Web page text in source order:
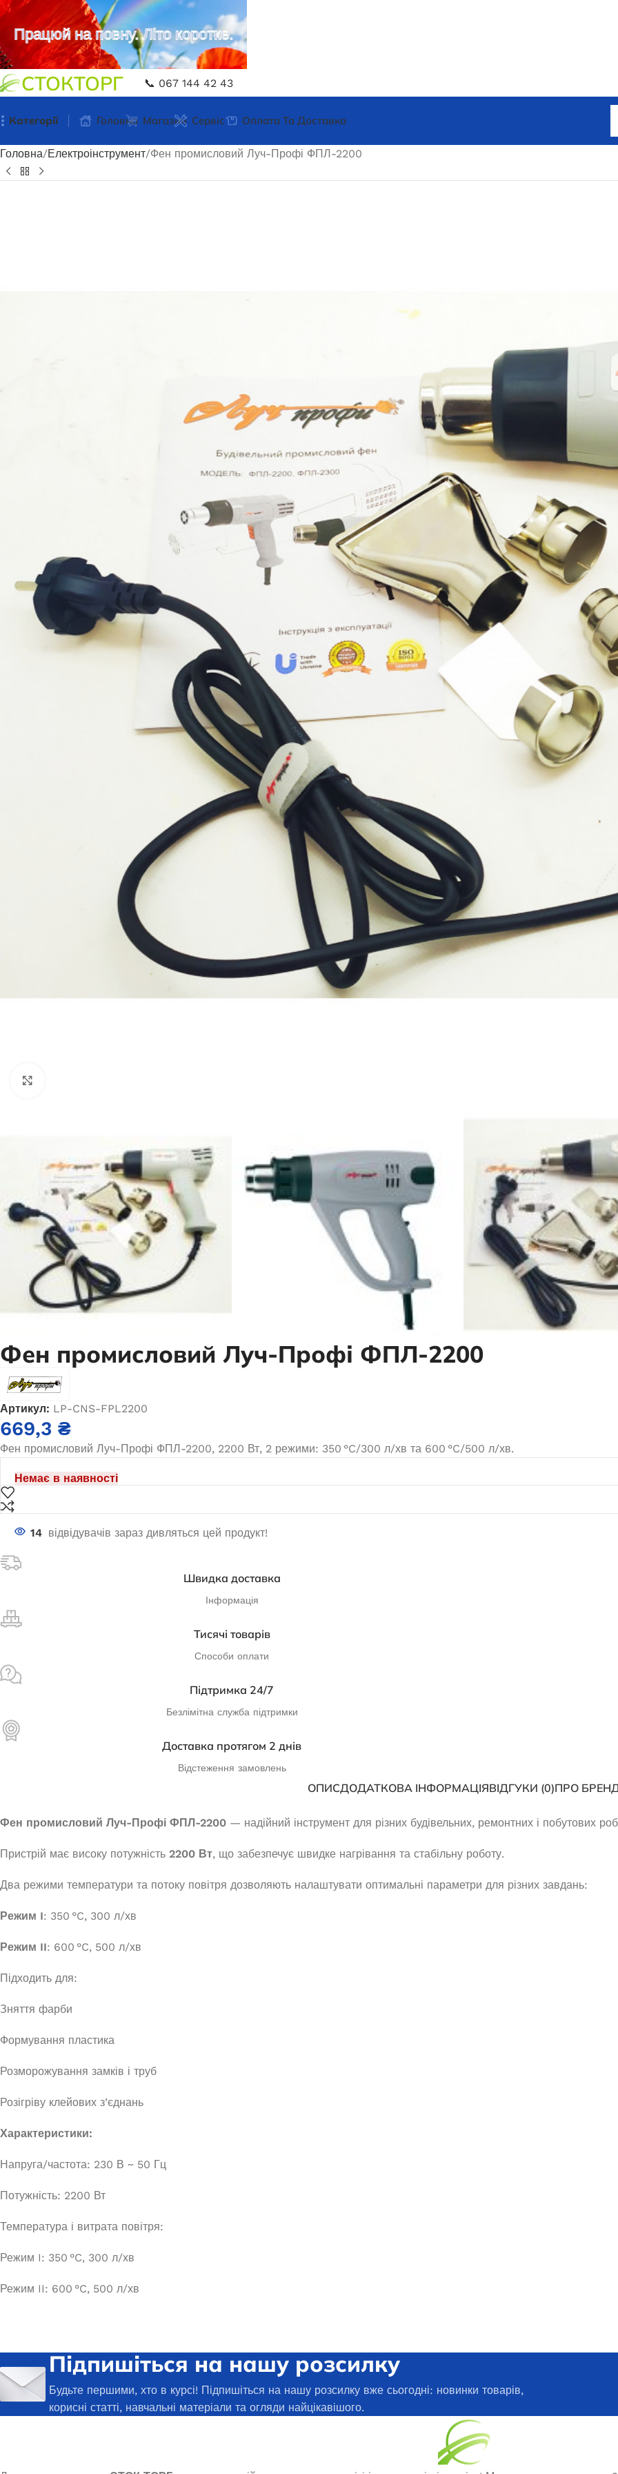
СТОКТОРГ 📞 067 144 42 43
Категорії
Генератори
Генератор дизельний OKAYAMA DG-
5500SS
Немає в наявності
39 585,0₴
Генератор бензиновий Edon PT-3500
Немає в наявності
9 327,5
ЧИТАТИ ДАЛІ
Генератор бензиновий
В наявності
Генератор бензиновий EDON ED PT-
3300-PRO (мідь)
В наявності
12 740,0
Генератор дизельний OKAYAMA DG-
8000
Немає в наявності
Інверторний генератор
9000СiO
В наявності
51 324,0₴
ДОДАТИ В КОШИК
Генератор бензиновий JAC ED-PT-
Генератор бензиновий EDON VC
Головна Магазин Сервіс Оплата Та Доставка
Головна Електроінструмент Фен промисловий Луч-Профі ФПЛ-2200
Фен промисловий Луч-Профі ФПЛ-2200
Артикул: LP-CNS-FPL2200
669,3 ₴
Фен промисловий Луч-Профі ФПЛ-2200, 2200 Вт, 2 режими: 350 °C/300 л/хв та 600 °C/500 л/хв.
Немає в наявності
14 відвідувачів зараз дивляться цей продукт!
Швидка доставка
Інформація
Тисячі товарів
Способи оплати
Підтримка 24/7
Безлімітна служба підтримки
Доставка протягом 2 днів
Відстеження замовлень
ОПИСДОДАТКОВА ІНФОРМАЦІЯВІДГУКИ (0)ПРО
Фен промисловий Луч-Профі ФПЛ-2200 — надійний інструмент для різних будівельних, ремонтних і побутових
Пристрій має високу потужність 2200 Вт, що забезпечує швидке нагрівання та стабільну роботу.
Два режими температури та потоку повітря дозволяють налаштувати оптимальні параметри для різних завдань:
Режим I: 350 °C, 300 л/хв
Режим II: 600 °C, 500 л/хв
Підходить для:
Зняття фарби
Формування пластика
Розморожування замків і труб
Розігріву клейових з’єднань
Характеристики:
Напруга/частота: 230 В ~ 50 Гц
Потужність: 2200 Вт
Температура і витрата повітря:
Режим I: 350 °C, 300 л/хв
Режим II: 600 °C, 500 л/хв
Підпишіться на нашу розсилку
Будьте першими, хто в курсі! Підпишіться на нашу розсилку вже сьогодні: новинки товарів,
корисні статті, навчальні матеріали та огляди найцікавішого.
Працюй на повну. Літо коротке.